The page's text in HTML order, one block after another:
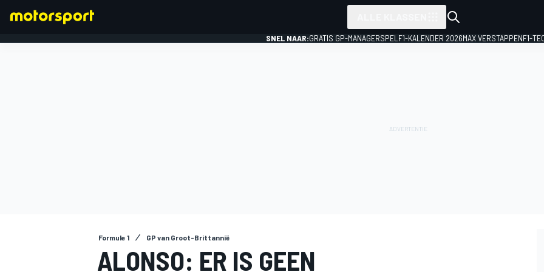
SNEL NAAR:GRATIS GP-MANAGERSPEL F1-KALENDER 2026MAX VERSTAPPENF1-
Formule 1 GP van Groot-Brittannië
ALONSO: ER IS GEEN